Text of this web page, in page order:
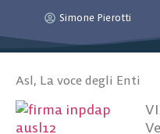
Simone Pierotti
Asl, La voce degli Enti